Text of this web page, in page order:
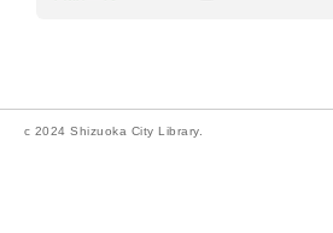
c 2024 Shizuoka City Library.